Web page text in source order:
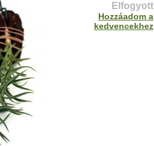
Elfogyott
Hozzáadom a
kedvencekhez